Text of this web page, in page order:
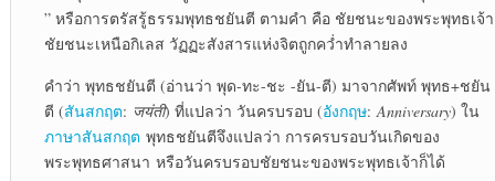
” หรือการตรัสรู้ธรรมพุทธชยันตี ตามคำ คือ ชัยชนะของพระพุทธเจ้า
ชัยชนะเหนือกิเลส วัฏฏะสังสารแห่งจิตถูกคว่ำทำลายลง
คำว่า พุทธชยันตี (อ่านว่า พุด-ทะ-ชะ -ยัน-ตี) มาจากศัพท์ พุทธ+ชยัน
ตี (สันสกฤต: जयंती) ที่แปลว่า วันครบรอบ (อังกฤษ: Anniversary) ใน
ภาษาสันสกฤต พุทธชยันตีจึงแปลว่า การครบรอบวันเกิดของ
พระพุทธศาสนา หรือวันครบรอบชัยชนะของพระพุทธเจ้าก็ได้